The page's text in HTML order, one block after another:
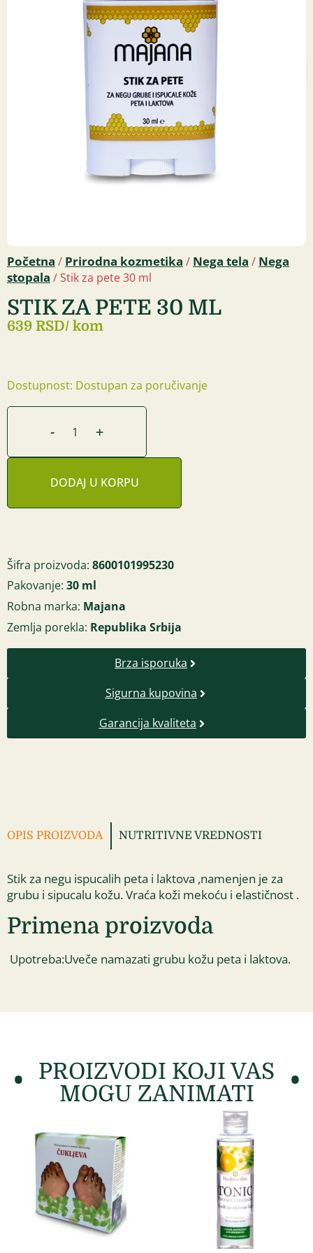
Početna / Prirodna kozmetika / Nega tela / Nega
stopala / Stik za pete 30 ml
STIK ZA PETE 30 ML
639 RSD/ kom
Dostupnost: Dostupan za poručivanje
- +
DODAJ U KORPU
Šifra proizvoda: 8600101995230
Pakovanje: 30 ml
Robna marka: Majana
Zemlja porekla: Republika Srbija
Brza isporuka
Sigurna kupovina
Garancija kvaliteta
OPIS PROIZVODA NUTRITIVNE VREDNOSTI
Stik za negu ispucalih peta i laktova ,namenjen je za
grubu i sipucalu kožu. Vraća koži mekoću i elastičnost .
Primena proizvoda
Upotreba:Uveče namazati grubu kožu peta i laktova.
PROIZVODI KOJI VAS
MOGU ZANIMATI